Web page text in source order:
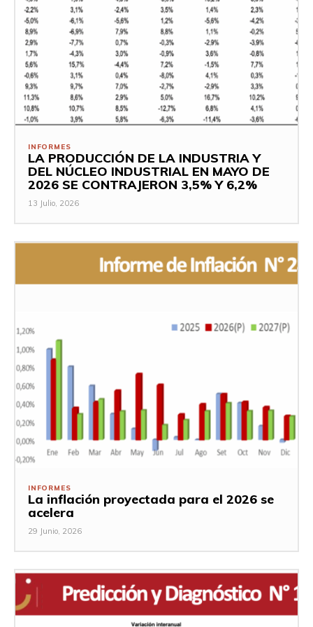
INFORMES
LA PRODUCCIÓN DE LA INDUSTRIA Y
DEL NÚCLEO INDUSTRIAL EN MAYO DE
2026 SE CONTRAJERON 3,5% Y 6,2%
13 Julio, 2026
INFORMES
La inflación proyectada para el 2026 se
acelera
29 Junio, 2026